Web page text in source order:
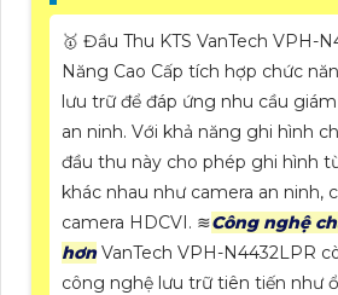
🥇 Đầu Thu KTS VanTech VPH-
Năng Cao Cấp tích hợp chức
lưu trữ để đáp ứng nhu cầu
an ninh. Với khả năng ghi hình
đầu thu này cho phép ghi hình
khác nhau như camera an ninh,
camera HDCVI. ≋Công nghệ
hơnVanTech VPH-N4432LPR
công nghệ lưu trữ tiên tiến như